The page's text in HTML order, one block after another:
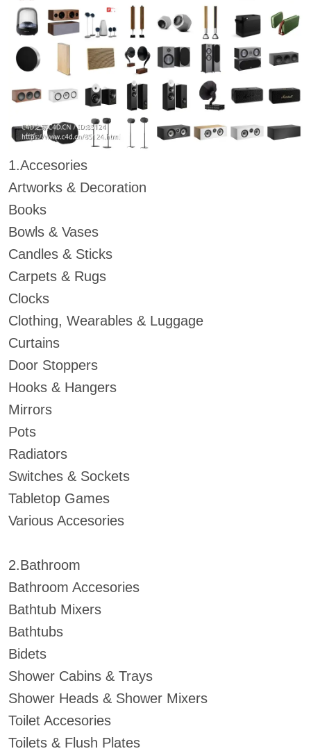
1.Accesories
Artworks & Decoration
Books
Bowls & Vases
Candles & Sticks
Carpets & Rugs
Clocks
Clothing, Wearables & Luggage
Curtains
Door Stoppers
Hooks & Hangers
Mirrors
Pots
Radiators
Switches & Sockets
Tabletop Games
Various Accesories
2.Bathroom
Bathroom Accesories
Bathtub Mixers
Bathtubs
Bidets
Shower Cabins & Trays
Shower Heads & Shower Mixers
Toilet Accesories
Toilets & Flush Plates